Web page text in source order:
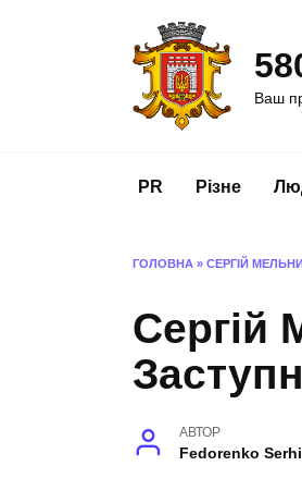
Ваш
PR Різне
ГОЛОВНА » СЕРГІЙ
Сергій
АВТОР
Fedorenko